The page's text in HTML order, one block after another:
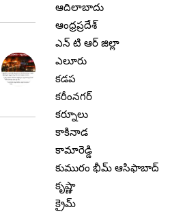
ఆదిలాబాదు
ఆంధ్రప్రదేశ్
ఎన్ టి ఆర్ జిల్లా
ఎలూరు
కడప
కరీంనగర్
కర్నూలు
కాకినాడ
కామారెడ్డి
కుమురం భీమ్ ఆసిఫాబాద్
కృష్ణా
క్రైమ్